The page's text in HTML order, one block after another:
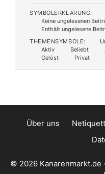
SYMBOLERKLÄRUNG:
Keine ungelesenen
Enthält ungelesene
THEMENSYMBOLE:
Aktiv
Beliebt
Gelöst
Privat
Über uns
© 2026 Kanarenmarkt.de